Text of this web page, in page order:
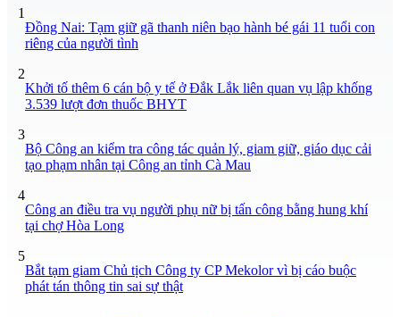
1
Đồng Nai: Tạm giữ gã thanh niên bạo hành bé gái 11 tuổi con
riêng của người tình
2
Khởi tố thêm 6 cán bộ y tế ở Đắk Lắk liên quan vụ lập khống
3.539 lượt đơn thuốc BHYT
3
Bộ Công an kiểm tra công tác quản lý, giam giữ, giáo dục cải
tạo phạm nhân tại Công an tỉnh Cà Mau
4
Công an điều tra vụ người phụ nữ bị tấn công bằng hung khí
tại chợ Hòa Long
5
Bắt tạm giam Chủ tịch Công ty CP Mekolor vì bị cáo buộc
phát tán thông tin sai sự thật